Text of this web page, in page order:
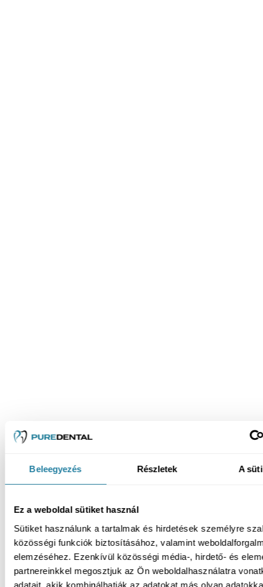
Beleegyezés Részletek A
Ez a weboldal sütiket használ
Sütiket használunk a tartalmak és hirdetések személyre
közösségi funkciók biztosításához, valamint
elemzéséhez. Ezenkívül közösségi média-, hirdető- és
partnereinkkel megosztjuk az Ön weboldalhasználatra
adatait, akik kombinálhatják az adatokat más olyan